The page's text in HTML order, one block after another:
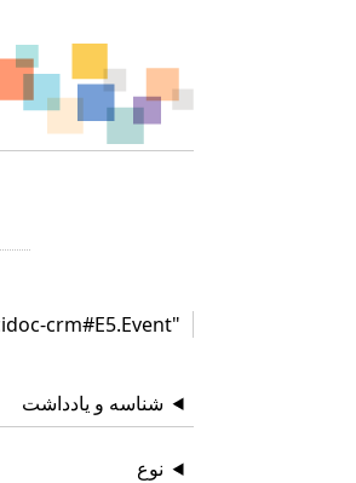
"http://www.cidoc-crm.org/rdfs/cidoc-crm#E5.Event"
شناسه و یادداشت
نوع